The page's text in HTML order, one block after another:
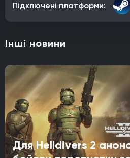
Підключені платформи:
Інші новини
Для Helldivers 2